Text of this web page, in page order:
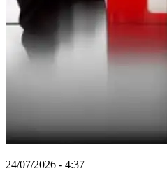
24/07/2026 - 4:37